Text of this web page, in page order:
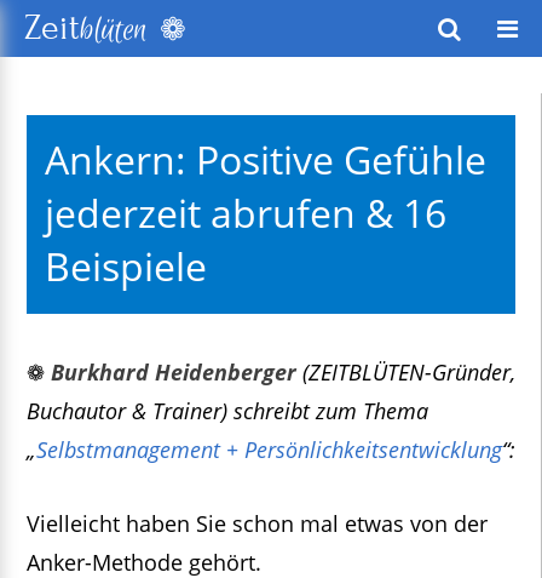
Zeitblüten ❁
Ankern: Positive Gefühle
jederzeit abrufen & 16
Beispiele
❁ Burkhard Heidenberger(ZEITBLÜTEN-Gründer,
Buchautor & Trainer) schreibt zum Thema
„Selbstmanagement + Persönlichkeitsentwicklung“:
Vielleicht haben Sie schon mal etwas von der
Anker-Methode gehört.